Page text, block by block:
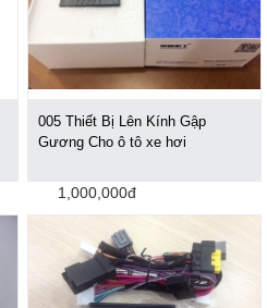
005 Thiết Bị Lên Kính Gập
Gương Cho ô tô xe hơi
1,000,000đ